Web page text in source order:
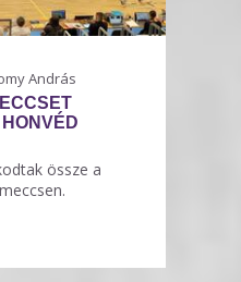
András
össze a